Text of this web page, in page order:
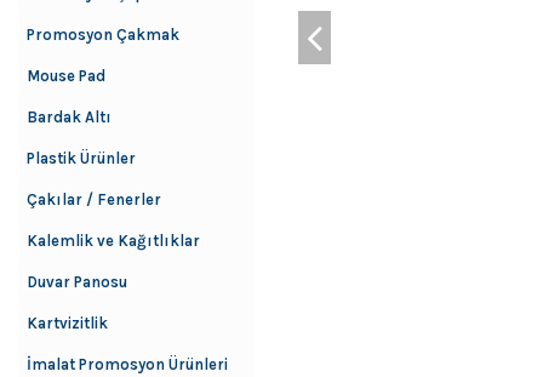
Promosyon Çakmak
Mouse Pad
Bardak Altı
Plastik Ürünler
Çakılar / Fenerler
Kalemlik ve Kağıtlıklar
Duvar Panosu
Kartvizitlik
İmalat Promosyon Ürünleri